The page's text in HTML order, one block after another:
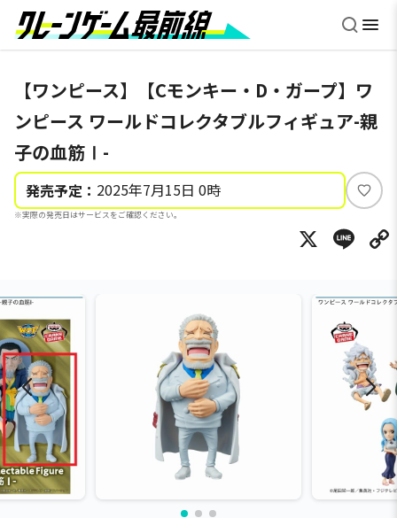
【ワンピース】【Cモンキー・D・ガープ】ワ
ンピース ワールドコレクタブルフィギュア-親
子の血筋Ⅰ-
発売予定： 2025年7月15日 0時
※実際の発売日はサービスをご確認ください。
い
ね
X